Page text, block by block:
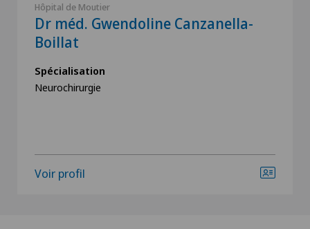
Hôpital de Moutier
Dr méd. Gwendoline Canzanella-
Boillat
Spécialisation
Neurochirurgie
Voir profil